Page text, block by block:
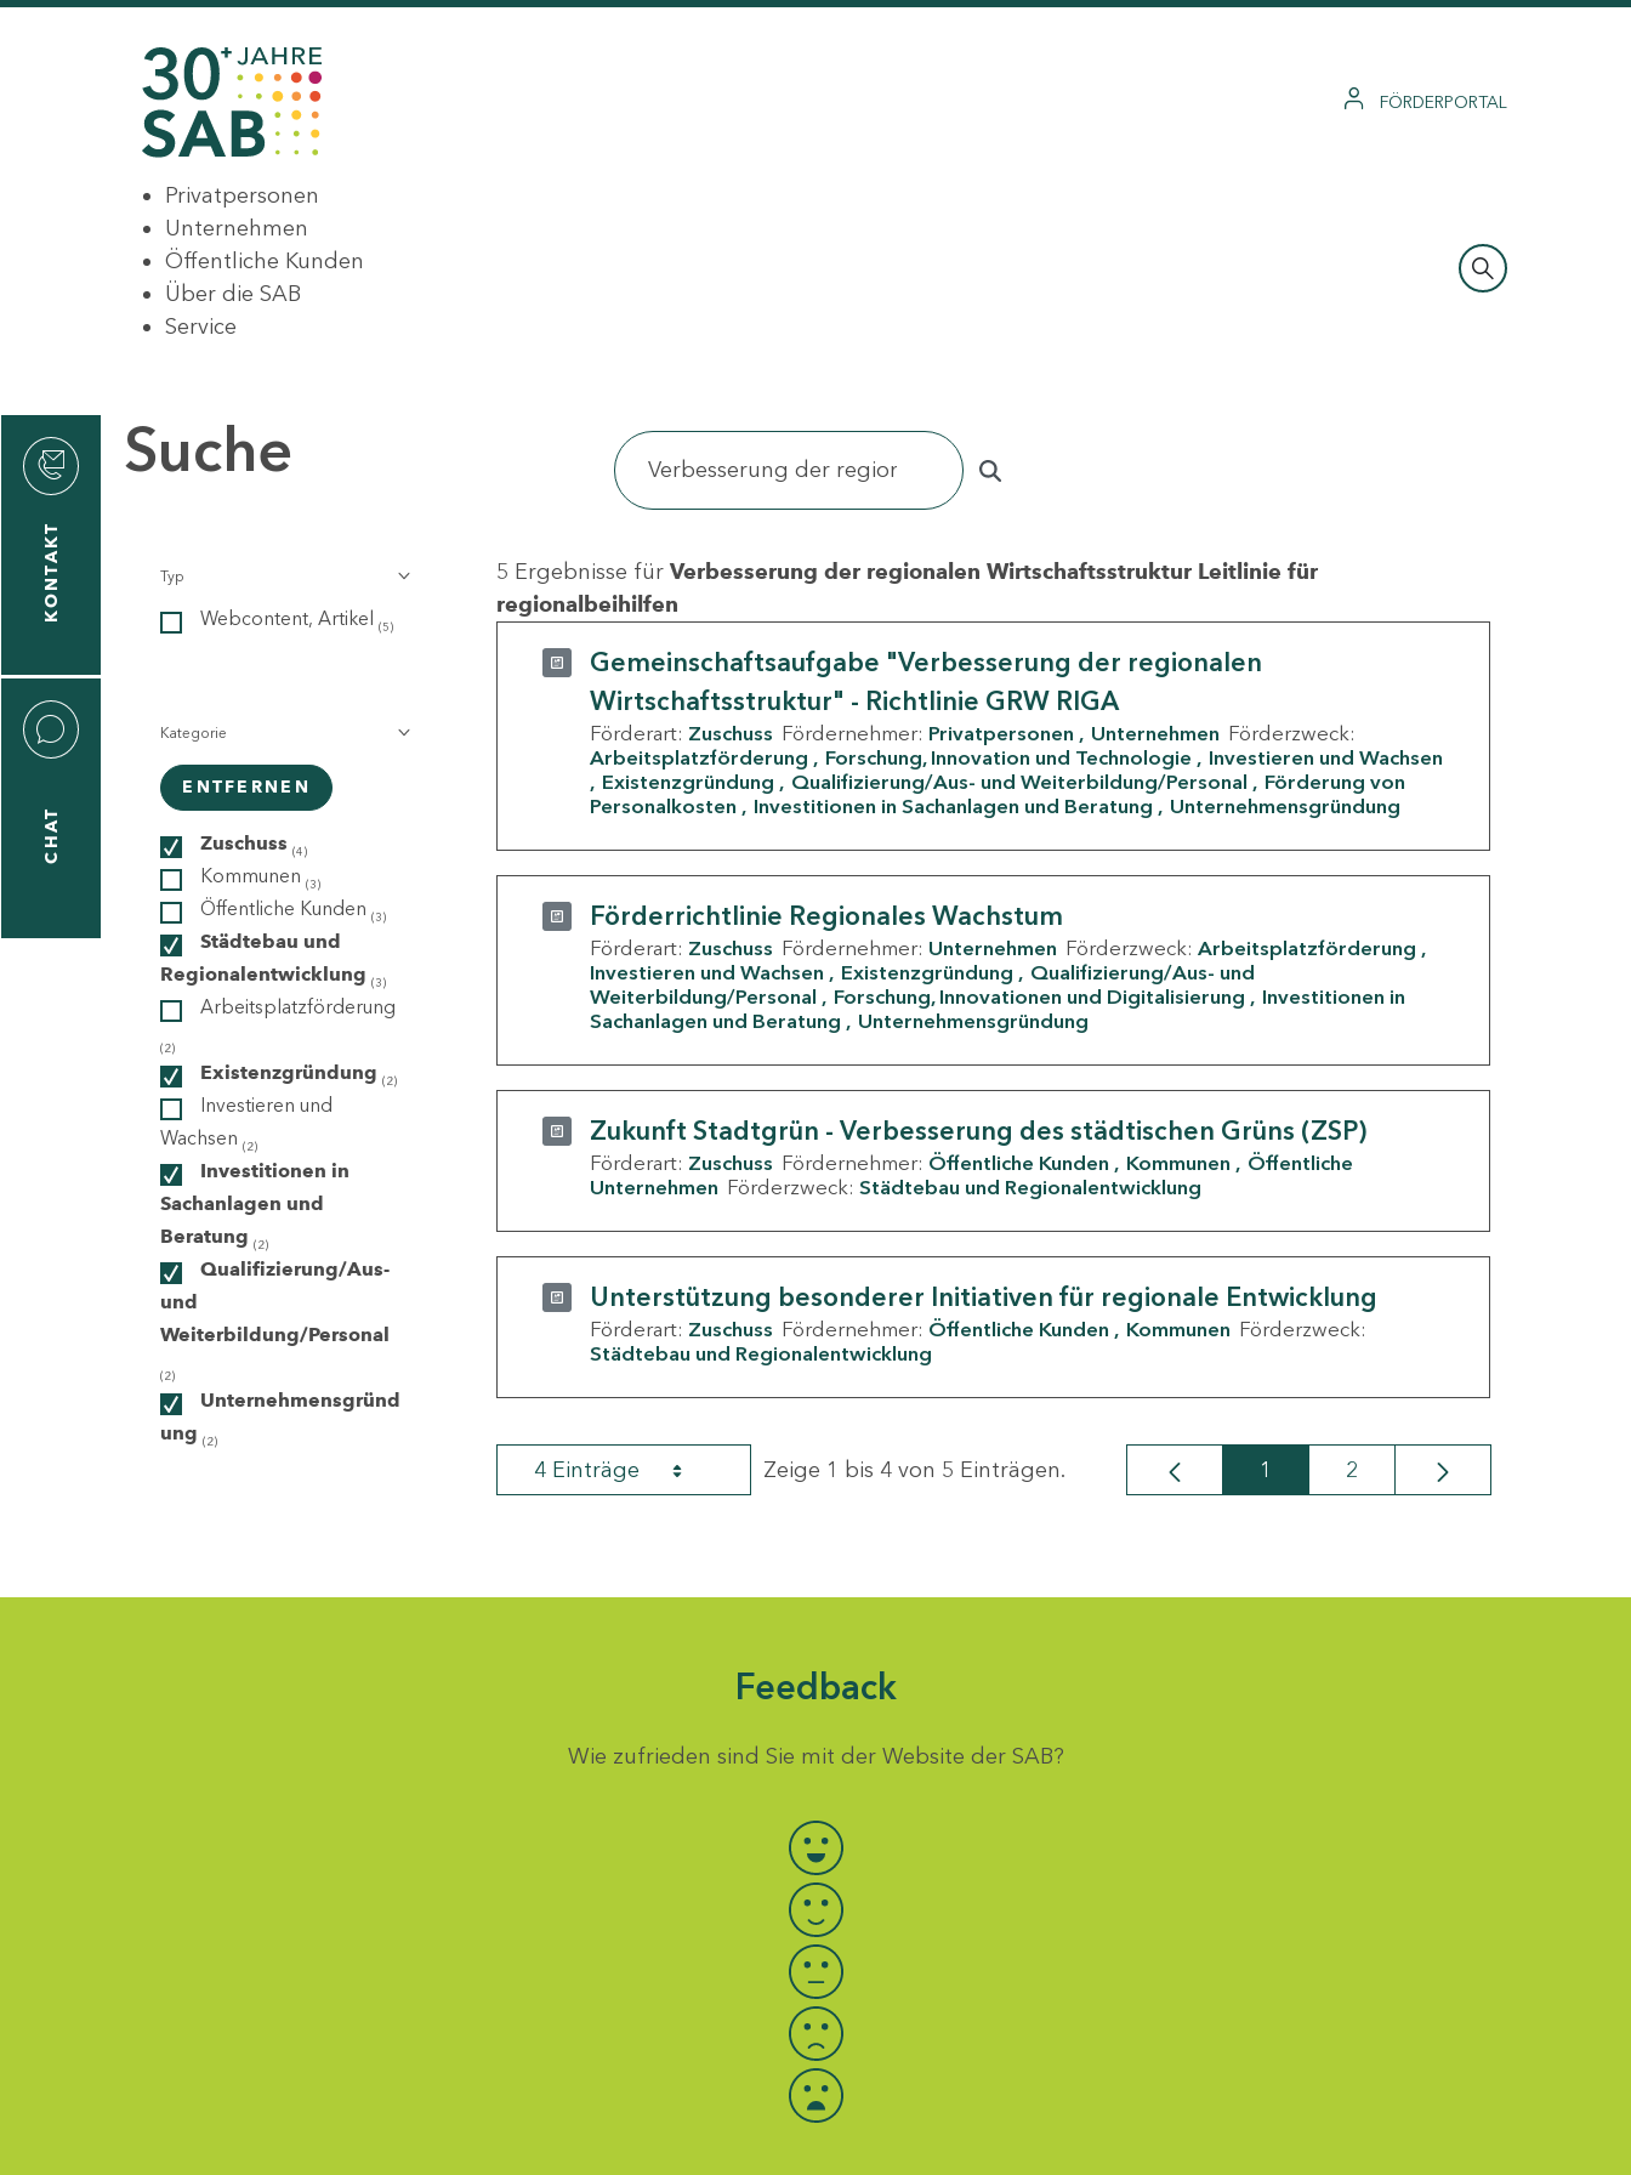
FÖRDERPORTAL
Privatpersonen
Unternehmen
Öffentliche Kunden
Über die SAB
Service
KONTAKT
CHAT
Suche
Typ
Webcontent, Artikel (5)
Kategorie
ENTFERNEN
Zuschuss (4)
Kommunen (3)
Öffentliche Kunden (3)
Städtebau und
Regionalentwicklung (3)
Arbeitsplatzförderung
(2)
Existenzgründung (2)
Investieren und
Wachsen (2)
Investitionen in
Sachanlagen und
Beratung (2)
Qualifizierung/Aus-
und
Weiterbildung/Personal
(2)
Unternehmensgründ
ung (2)
5 Ergebnisse für Verbesserung der regionalen Wirtschaftsstruktur Leitlinie für
regionalbeihilfen
Gemeinschaftsaufgabe "Verbesserung der regionalen
Wirtschaftsstruktur" - Richtlinie GRW RIGA
Förderart: Zuschuss Fördernehmer: Privatpersonen Unternehmen Förderzweck:
Arbeitsplatzförderung
Forschung, Innovation und Technologie
Investieren und Wachsen
Existenzgründung
Qualifizierung/Aus- und Weiterbildung/Personal
Förderung von
Personalkosten
Investitionen in Sachanlagen und Beratung Unternehmensgründung
Förderrichtlinie Regionales Wachstum
Förderart: Zuschuss Fördernehmer: Unternehmen Förderzweck: Arbeitsplatzförderung
Investieren und Wachsen
Existenzgründung
Qualifizierung/Aus- und
Weiterbildung/Personal
Forschung, Innovationen und Digitalisierung
Investitionen in
Sachanlagen und Beratung
Unternehmensgründung
Zukunft Stadtgrün - Verbesserung des städtischen Grüns (ZSP)
Förderart: Zuschuss Fördernehmer: Öffentliche Kunden Kommunen
Öffentliche
Unternehmen Förderzweck: Städtebau und Regionalentwicklung
Unterstützung besonderer Initiativen für regionale Entwicklung
Förderart: Zuschuss Fördernehmer: Öffentliche Kunden Kommunen Förderzweck:
Städtebau und Regionalentwicklung
4 Einträge Zeige 1 bis 4 von 5 Einträgen. Seite
1 Seite
2
Feedback
Wie zufrieden sind Sie mit der Website der SAB?
Bewertung auswählen